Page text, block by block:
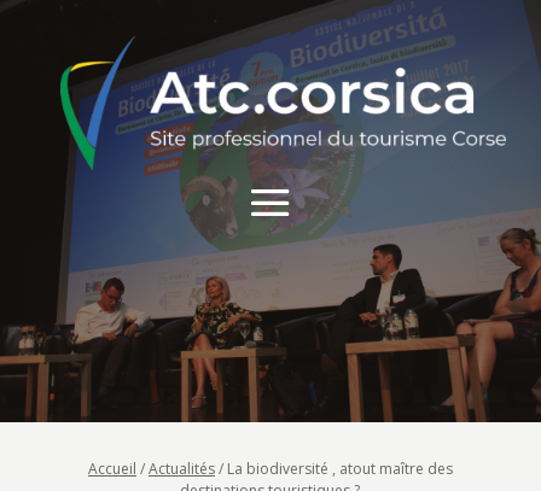
Accueil /Actualités/ La biodiversité , atout maître des